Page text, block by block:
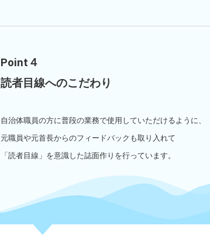
Point４
読者目線へのこだわり
自治体職員の方に普段の業務で使用していただけるように、
元職員や元首長からのフィードバックも取り入れて
「読者目線」を意識した誌面作りを行っています。